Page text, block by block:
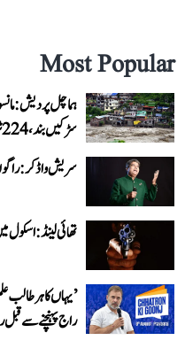
Most Popular
سڑکیں بند، 224 ٹرانسفارمرز ٹھپ
سریش واڈکر:
تھائی لینڈ: اسکول میں فائرنگ سے
’یہاں کا ہر طالب
راج پہنچنے سے